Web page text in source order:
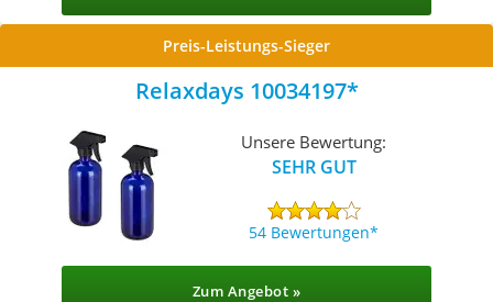
Preis-Leistungs-Sieger
Relaxdays 10034197
Unsere Bewertung:
SEHR GUT
54 Bewertungen
Zum Angebot »